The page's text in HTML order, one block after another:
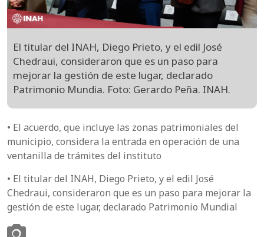
El titular del INAH, Diego Prieto, y el edil José
Chedraui, consideraron que es un paso para
mejorar la gestión de este lugar, declarado
Patrimonio Mundia. Foto: Gerardo Peña. INAH.
• El acuerdo, que incluye las zonas patrimoniales del
municipio, considera la entrada en operación de una
ventanilla de trámites del instituto
• El titular del INAH, Diego Prieto, y el edil José
Chedraui, consideraron que es un paso para mejorar la
gestión de este lugar, declarado Patrimonio Mundial